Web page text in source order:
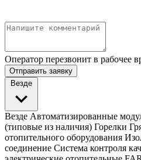
Оператор перезвонит в рабочее
Отправить заявку
Везде
Везде Автоматизированные
(типовые из наличия) Горелки
отопительного оборудования
соединение Система контроля